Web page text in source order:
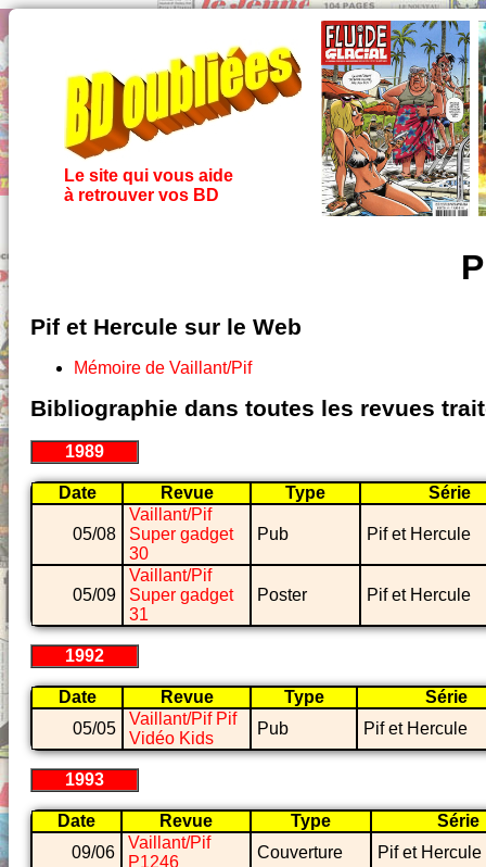
Le site qui vous aide
à retrouver vos BD
Pif et Hercule sur le Web
Mémoire de Vaillant/Pif
Bibliographie dans toutes les revues
1989
Date Revue Type Série
05/08
Vaillant/Pif
Super gadget
30
Pub Pif et Hercule
05/09
Vaillant/Pif
Super gadget
31
Poster Pif et Hercule
1992
Date Revue Type
Série
05/05
Vaillant/Pif Pif
Vidéo Kids
Pub Pif et Hercule
1993
Date Revue Type
Série
09/06
Vaillant/Pif
P1246
Couverture Pif et Hercule